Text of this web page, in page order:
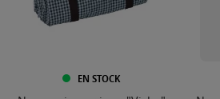
EN STOCK